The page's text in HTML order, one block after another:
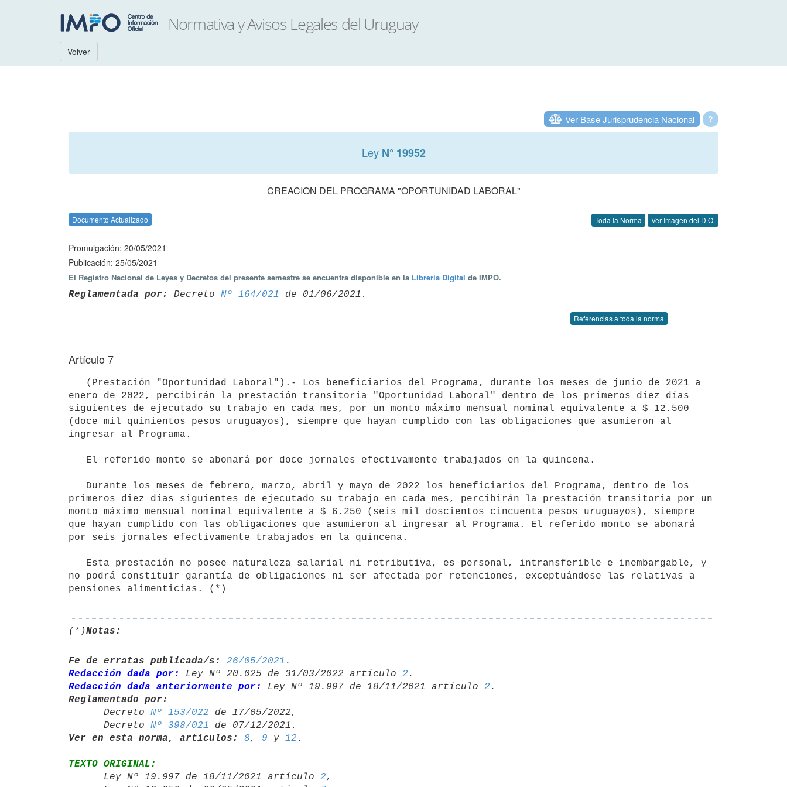
Volver
?
Ver Base Jurisprudencia Nacional
Ley N° 19952
CREACION DEL PROGRAMA "OPORTUNIDAD LABORAL"
Documento Actualizado Toda la Norma Ver Imagen del D.O.
Promulgación: 20/05/2021
Publicación: 25/05/2021
El Registro Nacional de Leyes y Decretos del presente semestre se encuentra disponible en la Librería Digital de IMPO.
Reglamentada por: Decreto Nº 164/021
Referencias a toda la norma
Artículo 7
enero de 2022, percibirán la prestación transitoria "Oportunidad Laboral" dentro de los primeros diez días
siguientes de ejecutado su trabajo en cada mes, por un monto máximo mensual nominal equivalente a $ 12.500
(doce mil quinientos pesos uruguayos), siempre que hayan cumplido con las obligaciones que asumieron al
ingresar al Programa.
primeros diez días siguientes de ejecutado su trabajo en cada mes, percibirán la prestación transitoria por un
monto máximo mensual nominal equivalente a $ 6.250 (seis mil doscientos cincuenta pesos uruguayos), siempre
que hayan cumplido con las obligaciones que asumieron al ingresar al Programa. El referido monto se abonará
por seis jornales efectivamente trabajados en la quincena.
no podrá constituir garantía de obligaciones ni ser afectada por retenciones, exceptuándose las relativas a
pensiones alimenticias. (*)
(*)Notas:
Fe de erratas publicada/s: 26/05/2021
Redacción dada por:
Ley Nº 20.025 de 31/03/2022 artículo 2
Redacción dada anteriormente por:
Ley Nº 19.997 de 18/11/2021 artículo 2
Reglamentado por:
Decreto Nº 153/022 de 17/05/2022,
      Decreto
Nº 398/021
Ver en esta norma, artículos:
8, 9 y 12
TEXTO ORIGINAL:
Ley Nº 19.997 de 18/11/2021 artículo 2,